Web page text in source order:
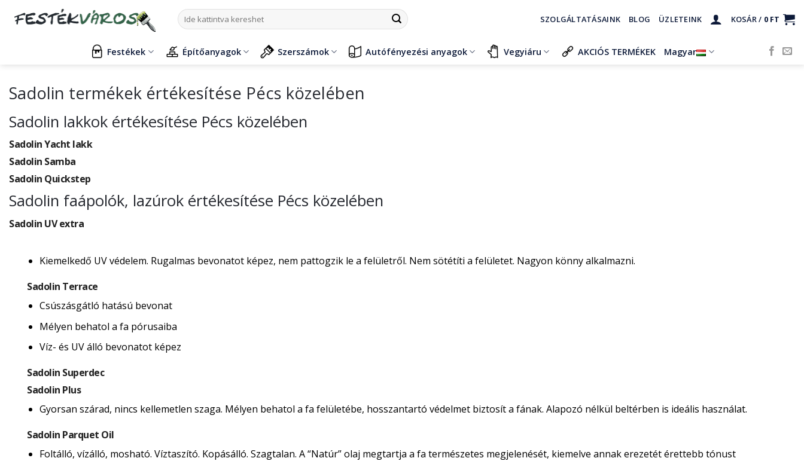
Keresés
a
SZOLGÁLTATÁSAINK BLOG ÜZLETEINK KOSÁR / 0 FT
Festékek Építőanyagok Szerszámok Autófényezési anyagok Vegyiáru AKCIÓS TERMÉKEK Magyar
Sadolin termékek értékesítése Pécs közelében
Sadolin lakkok értékesítése Pécs közelében
Sadolin Yacht lakk
Sadolin Samba
Sadolin Quickstep
Sadolin faápolók, lazúrok értékesítése Pécs közelében
Sadolin UV extra
Kiemelkedő UV védelem. Rugalmas bevonatot képez, nem pattogzik le a felületről. Nem sötétíti a felületet. Nagyon könny alkalmazni.
Sadolin Terrace
Csúszásgátló hatású bevonat
Mélyen behatol a fa pórusaiba
Víz- és UV álló bevonatot képez
Sadolin Superdec
Sadolin Plus
Gyorsan szárad, nincs kellemetlen szaga. Mélyen behatol a fa felületébe, hosszantartó védelmet biztosít a fának. Alapozó nélkül beltérben is ideális használat.
Sadolin Parquet Oil
Foltálló, vízálló, mosható. Víztaszító. Kopásálló. Szagtalan. A “Natúr” olaj megtartja a fa természetes megjelenését, kiemelve annak erezetét érettebb tónust